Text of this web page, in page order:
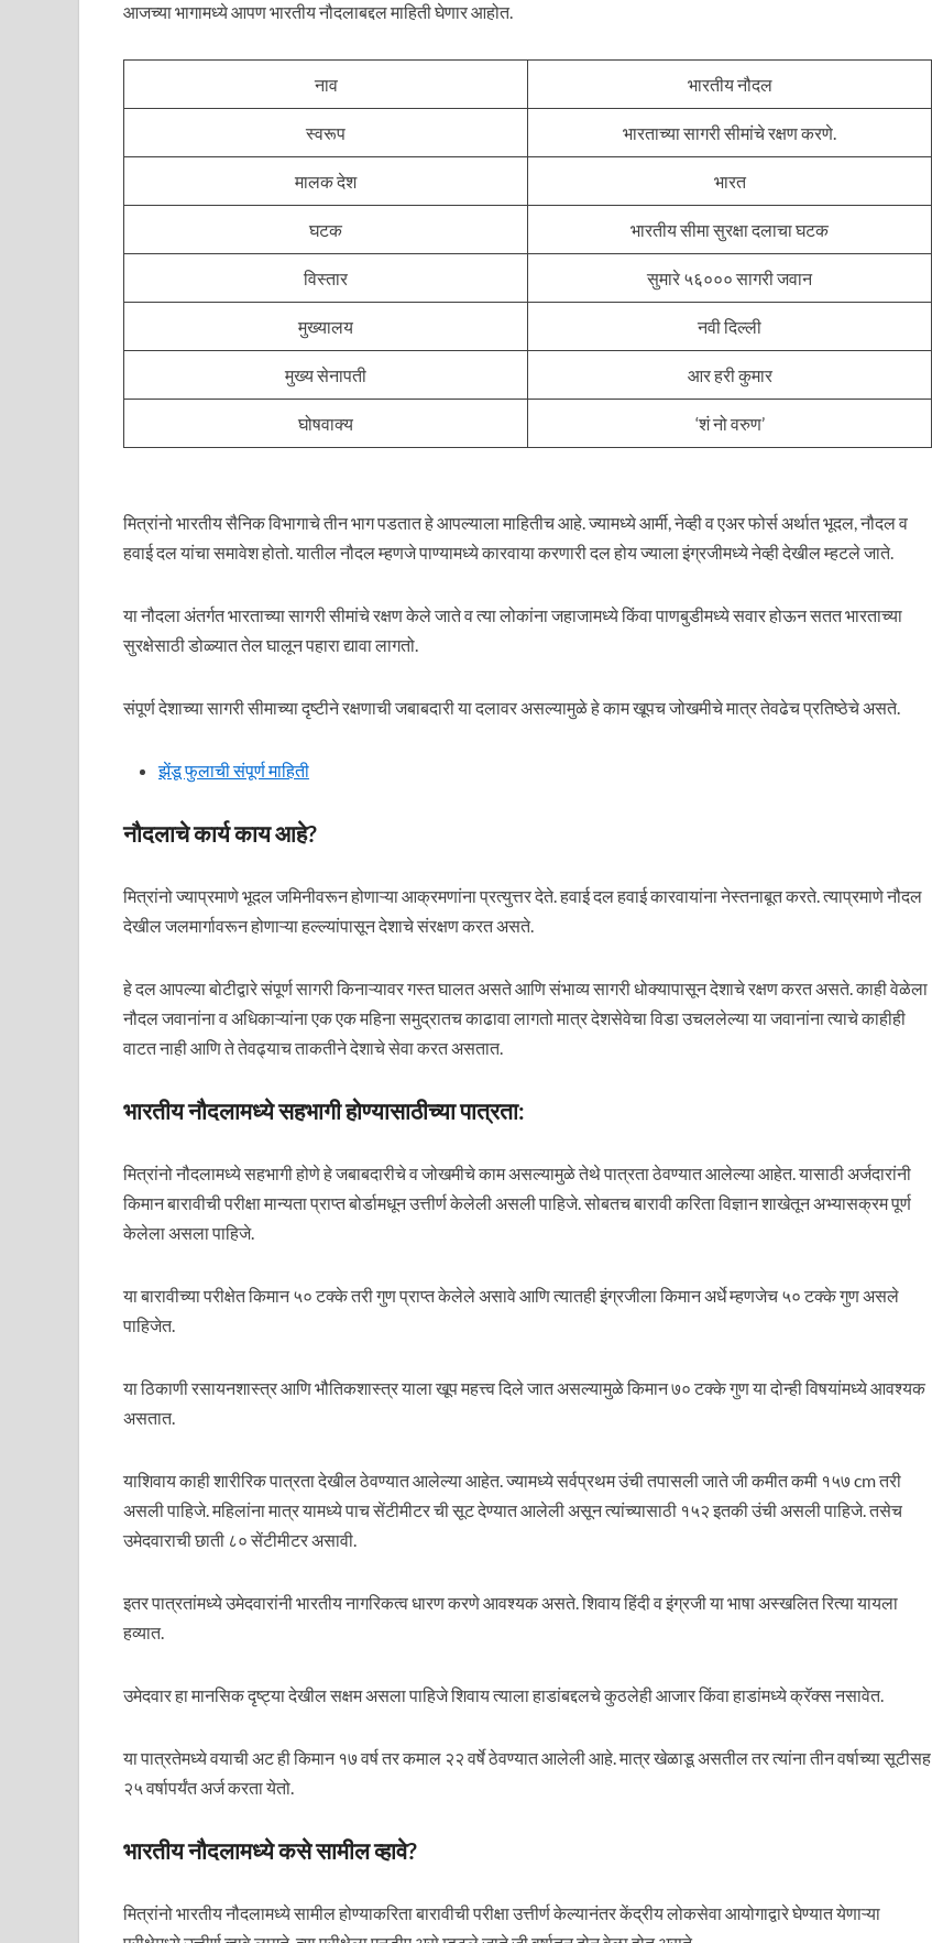
आजच्या भागामध्ये आपण भारतीय नौदलाबद्दल माहिती घेणार आहोत.
नाव भारतीय नौदल
स्वरूप भारताच्या सागरी सीमांचे रक्षण करणे.
मालक देश भारत
घटक भारतीय सीमा सुरक्षा दलाचा घटक
विस्तार सुमारे ५६००० सागरी जवान
मुख्यालय नवी दिल्ली
मुख्य सेनापती आर हरी कुमार
घोषवाक्य ‘शं नो वरुण’
मित्रांनो भारतीय सैनिक विभागाचे तीन भाग पडतात हे आपल्याला माहितीच आहे. ज्यामध्ये आर्मी, नेव्ही व एअर फोर्स अर्थात भूदल, नौदल व
हवाई दल यांचा समावेश होतो. यातील नौदल म्हणजे पाण्यामध्ये कारवाया करणारी दल होय ज्याला इंग्रजीमध्ये नेव्ही देखील म्हटले जाते.
या नौदला अंतर्गत भारताच्या सागरी सीमांचे रक्षण केले जाते व त्या लोकांना जहाजामध्ये किंवा पाणबुडीमध्ये सवार होऊन सतत भारताच्या
सुरक्षेसाठी डोळ्यात तेल घालून पहारा द्यावा लागतो.
संपूर्ण देशाच्या सागरी सीमाच्या दृष्टीने रक्षणाची जबाबदारी या दलावर असल्यामुळे हे काम खूपच जोखमीचे मात्र तेवढेच प्रतिष्ठेचे असते.
झेंडू फुलाची संपूर्ण माहिती
नौदलाचे कार्य काय आहे?
मित्रांनो ज्याप्रमाणे भूदल जमिनीवरून होणाऱ्या आक्रमणांना प्रत्युत्तर देते. हवाई दल हवाई कारवायांना नेस्तनाबूत करते. त्याप्रमाणे नौदल
देखील जलमार्गावरून होणाऱ्या हल्ल्यांपासून देशाचे संरक्षण करत असते.
हे दल आपल्या बोटीद्वारे संपूर्ण सागरी किनाऱ्यावर गस्त घालत असते आणि संभाव्य सागरी धोक्यापासून देशाचे रक्षण करत असते. काही वेळेला
नौदल जवानांना व अधिकाऱ्यांना एक एक महिना समुद्रातच काढावा लागतो मात्र देशसेवेचा विडा उचललेल्या या जवानांना त्याचे काहीही
वाटत नाही आणि ते तेवढ्याच ताकतीने देशाचे सेवा करत असतात.
भारतीय नौदलामध्ये सहभागी होण्यासाठीच्या पात्रता:
मित्रांनो नौदलामध्ये सहभागी होणे हे जबाबदारीचे व जोखमीचे काम असल्यामुळे तेथे पात्रता ठेवण्यात आलेल्या आहेत. यासाठी अर्जदारांनी
किमान बारावीची परीक्षा मान्यता प्राप्त बोर्डामधून उत्तीर्ण केलेली असली पाहिजे. सोबतच बारावी करिता विज्ञान शाखेतून अभ्यासक्रम पूर्ण
केलेला असला पाहिजे.
या बारावीच्या परीक्षेत किमान ५० टक्के तरी गुण प्राप्त केलेले असावे आणि त्यातही इंग्रजीला किमान अर्धे म्हणजेच ५० टक्के गुण असले
पाहिजेत.
या ठिकाणी रसायनशास्त्र आणि भौतिकशास्त्र याला खूप महत्त्व दिले जात असल्यामुळे किमान ७० टक्के गुण या दोन्ही विषयांमध्ये आवश्यक
असतात.
याशिवाय काही शारीरिक पात्रता देखील ठेवण्यात आलेल्या आहेत. ज्यामध्ये सर्वप्रथम उंची तपासली जाते जी कमीत कमी १५७ cm तरी
असली पाहिजे. महिलांना मात्र यामध्ये पाच सेंटीमीटर ची सूट देण्यात आलेली असून त्यांच्यासाठी १५२ इतकी उंची असली पाहिजे. तसेच
उमेदवाराची छाती ८० सेंटीमीटर असावी.
इतर पात्रतांमध्ये उमेदवारांनी भारतीय नागरिकत्व धारण करणे आवश्यक असते. शिवाय हिंदी व इंग्रजी या भाषा अस्खलित रित्या यायला
हव्यात.
उमेदवार हा मानसिक दृष्ट्या देखील सक्षम असला पाहिजे शिवाय त्याला हाडांबद्दलचे कुठलेही आजार किंवा हाडांमध्ये क्रॅक्स नसावेत.
या पात्रतेमध्ये वयाची अट ही किमान १७ वर्ष तर कमाल २२ वर्षे ठेवण्यात आलेली आहे. मात्र खेळाडू असतील तर त्यांना तीन वर्षाच्या सूटीसह
२५ वर्षापर्यंत अर्ज करता येतो.
भारतीय नौदलामध्ये कसे सामील व्हावे?
मित्रांनो भारतीय नौदलामध्ये सामील होण्याकरिता बारावीची परीक्षा उत्तीर्ण केल्यानंतर केंद्रीय लोकसेवा आयोगाद्वारे घेण्यात येणाऱ्या